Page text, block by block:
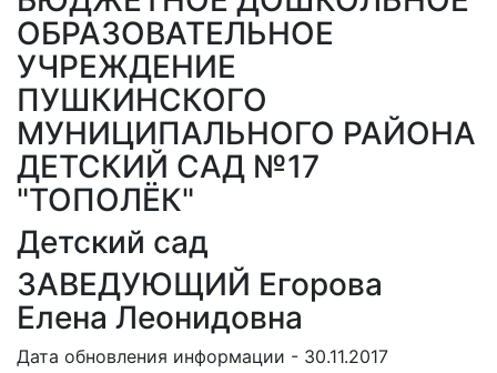
ОБРАЗОВАТЕЛЬНОЕ
УЧРЕЖДЕНИЕ
ПУШКИНСКОГО
МУНИЦИПАЛЬНОГО РАЙОНА
ДЕТСКИЙ САД №17
"ТОПОЛЁК"
Детский сад
ЗАВЕДУЮЩИЙ Егорова
Елена Леонидовна
Дата обновления информации - 30.11.2017